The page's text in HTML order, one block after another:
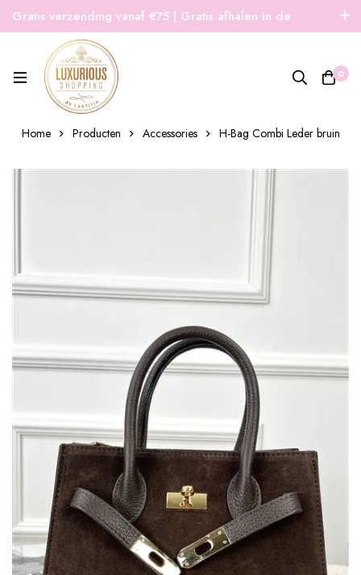
Gratis verzending vanaf €75 | Gratis afhalen in de
winkel | Snelle verzending
0
Home Producten Accessories H-Bag Combi Leder bruin